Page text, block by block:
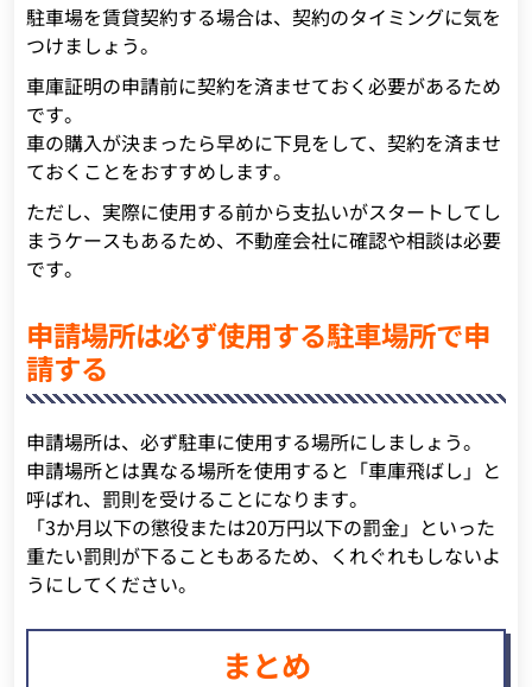
駐車場を賃貸契約する場合は、契約のタイミングに気を
つけましょう。
車庫証明の申請前に契約を済ませておく必要があるため
です。
車の購入が決まったら早めに下見をして、契約を済ませ
ておくことをおすすめします。
ただし、実際に使用する前から支払いがスタートしてし
まうケースもあるため、不動産会社に確認や相談は必要
です。
申請場所は必ず使用する駐車場所で申
請する
申請場所は、必ず駐車に使用する場所にしましょう。
申請場所とは異なる場所を使用すると「車庫飛ばし」と
呼ばれ、罰則を受けることになります。
「3か月以下の懲役または20万円以下の罰金」といった
重たい罰則が下ることもあるため、くれぐれもしないよ
うにしてください。
まとめ